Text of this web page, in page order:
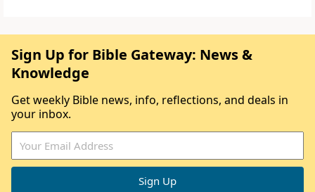
Sign Up for Bible Gateway: News &
Knowledge
Get weekly Bible news, info, reflections, and deals in
your inbox.